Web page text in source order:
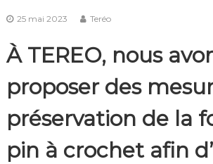
25 mai 2023 Teréo
À TEREO, nous
proposer des
préservation de la
pin à crochet afin